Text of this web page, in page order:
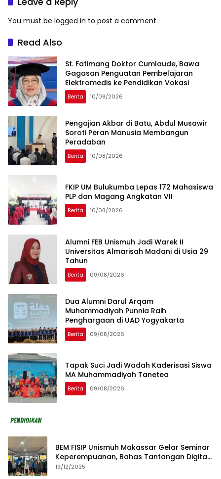
You must be logged in to post a comment.
Read Also
St. Fatimang Doktor Cumlaude, Bawa
Gagasan Penguatan Pembelajaran
Elektromedis ke Pendidikan Vokasi
Berita 10/08/2026
Pengajian Akbar di Batu, Abdul Musawir
Soroti Peran Manusia Membangun
Peradaban
Berita 10/08/2026
FKIP UM Bulukumba Lepas 172 Mahasiswa
PLP dan Magang Angkatan VII
Berita 10/08/2026
Alumni FEB Unismuh Jadi Warek II
Universitas Almarisah Madani di Usia 29
Tahun
Berita 09/08/2026
Dua Alumni Darul Arqam
Muhammadiyah Punnia Raih
Penghargaan di UAD Yogyakarta
Berita 09/08/2026
Tapak Suci Jadi Wadah Kaderisasi Siswa
MA Muhammadiyah Tanetea
Berita 09/08/2026
BEM FISIP Unismuh Makassar Gelar Seminar
Keperempuanan, Bahas Tantangan Digital
dan Budaya Lokal
19/12/2025